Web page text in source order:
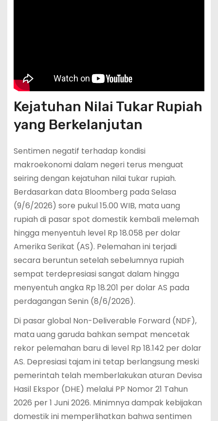
Kejatuhan Nilai Tukar Rupiah
yang Berkelanjutan
Sentimen negatif terhadap kondisi
makroekonomi dalam negeri terus menguat
seiring dengan kejatuhan nilai tukar rupiah.
Berdasarkan data Bloomberg pada Selasa
(9/6/2026) sore pukul 15.00 WIB, mata uang
rupiah di pasar spot domestik kembali melemah
hingga menyentuh level Rp 18.058 per dolar
Amerika Serikat (AS). Pelemahan ini terjadi
secara beruntun setelah sebelumnya rupiah
sempat terdepresiasi sangat dalam hingga
menyentuh angka Rp 18.201 per dolar AS pada
perdagangan Senin (8/6/2026).
Di pasar global Non-Deliverable Forward (NDF),
mata uang garuda bahkan sempat mencetak
rekor pelemahan baru di level Rp 18.142 per dolar
AS. Depresiasi tajam ini tetap berlangsung meski
pemerintah telah memberlakukan aturan Devisa
Hasil Ekspor (DHE) melalui PP Nomor 21 Tahun
2026 per 1 Juni 2026. Minimnya dampak kebijakan
domestik ini memperlihatkan bahwa sentimen